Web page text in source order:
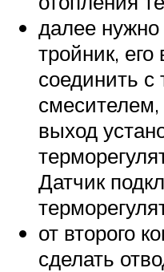
далее нужно
тройник,
соединить с
выход
Датчик
от второго
сделать